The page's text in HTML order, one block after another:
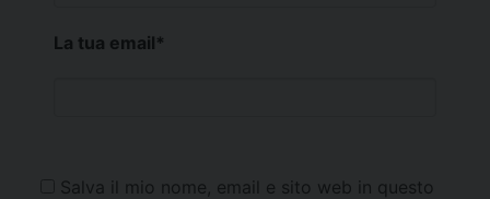
La tua email*
Salva il mio nome, email e sito web in questo